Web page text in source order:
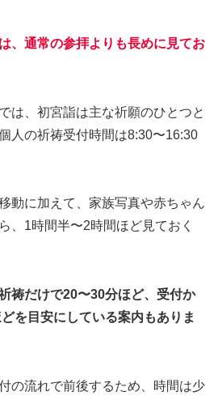
、通常の参拝よりも長めに見てお
は、初宮詣は主な祈願のひとつと
人の祈祷受付時間は8:30〜16:30
動に加えて、家族写真や赤ちゃん
、1時間半〜2時間ほど見ておく
祷だけで20〜30分ほど、受付か
を目安にしている案内もありま
の流れで前後するため、時間は少